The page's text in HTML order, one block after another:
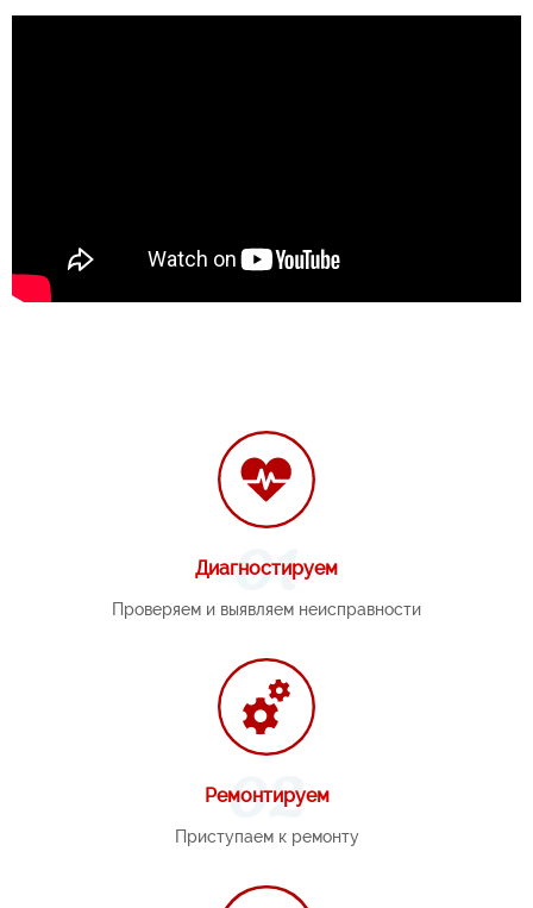
Диагностируем
Проверяем и выявляем неисправности
Ремонтируем
Приступаем к ремонту